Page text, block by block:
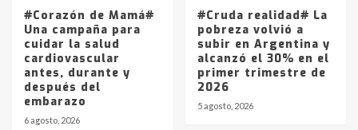
#Corazón de Mamá#
Una campaña para
cuidar la salud
cardiovascular
antes, durante y
después del
embarazo
6 agosto, 2026
#Cruda realidad# La
pobreza volvió a
subir en Argentina y
alcanzó el 30% en el
primer trimestre de
2026
5 agosto, 2026